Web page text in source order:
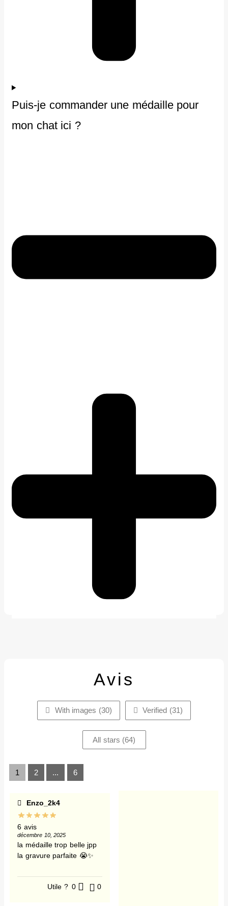
Puis-je commander une médaille pour
mon chat ici ?
Avis
With images (30) Verified (31)
All stars (64)
1 2 ... 6
Enzo_2k4
6 avis
décembre 10, 2025
la médaille trop belle jpp
la gravure parfaite 😭✨
Utile ? 0 0